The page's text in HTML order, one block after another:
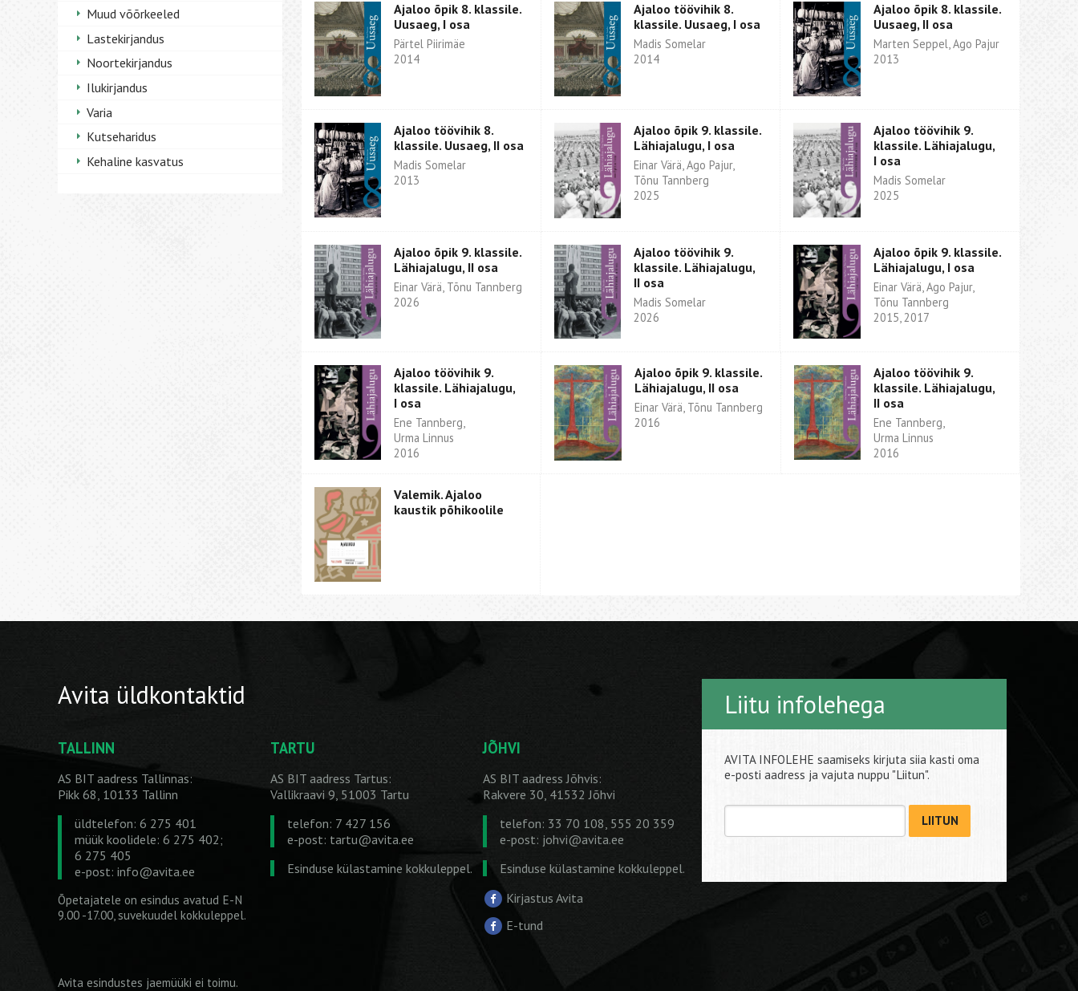
Muud võõrkeeled
Lastekirjandus
Noortekirjandus
Ilukirjandus
Varia
Kutseharidus
Kehaline kasvatus
Ajaloo õpik 8. klassile.
Uusaeg, I osa
Pärtel Piirimäe
2014
Ajaloo töövihik 8.
klassile. Uusaeg, I osa
Madis Somelar
2014
Ajaloo õpik 8. klassile.
Uusaeg, II osa
Marten Seppel, Ago Pajur
2013
Ajaloo töövihik 8.
klassile. Uusaeg, II osa
Madis Somelar
2013
Ajaloo õpik 9. klassile.
Lähiajalugu, I osa
Einar Värä, Ago Pajur,
Tõnu Tannberg
2025
Ajaloo töövihik 9.
klassile. Lähiajalugu,
I osa
Madis Somelar
2025
Ajaloo õpik 9. klassile.
Lähiajalugu, II osa
Einar Värä, Tõnu Tannberg
2026
Ajaloo töövihik 9.
klassile. Lähiajalugu,
II osa
Madis Somelar
2026
Ajaloo õpik 9. klassile.
Lähiajalugu, I osa
Einar Värä, Ago Pajur,
Tõnu Tannberg
2015, 2017
Ajaloo töövihik 9.
klassile. Lähiajalugu,
I osa
Ene Tannberg,
Urma Linnus
2016
Ajaloo õpik 9. klassile.
Lähiajalugu, II osa
Einar Värä, Tõnu Tannberg
2016
Ajaloo töövihik 9.
klassile. Lähiajalugu,
II osa
Ene Tannberg,
Urma Linnus
2016
Valemik. Ajaloo
kaustik põhikoolile
Avita üldkontaktid
TALLINN
AS BIT aadress Tallinnas:
Pikk 68, 10133 Tallinn
üldtelefon: 6 275 401
müük koolidele: 6 275 402;
6 275 405
e-post: info@avita.ee
Õpetajatele on esindus avatud E-N
9.00 -17.00, suvekuudel kokkuleppel.
TARTU
AS BIT aadress Tartus:
Vallikraavi 9, 51003 Tartu
telefon: 7 427 156
e-post: tartu@avita.ee
Esinduse külastamine kokkuleppel.
JÕHVI
AS BIT aadress Jõhvis:
Rakvere 30, 41532 Jõhvi
telefon: 33 70 108, 555 20 359
e-post: johvi@avita.ee
Esinduse külastamine kokkuleppel.
Kirjastus Avita
E-tund
Avita esindustes jaemüüki ei toimu.
Liitu infolehega
AVITA INFOLEHE saamiseks kirjuta siia kasti oma
e-posti aadress ja vajuta nuppu "Liitun".
LIITUN